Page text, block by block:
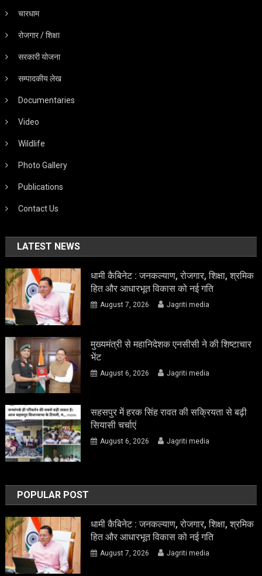
चारधाम
रोजगार / शिक्षा
सरकारी योजना
सम्पादकीय लेख
Documentaries
Video
Wildlife
Photo Gallery
Publications
Contact Us
LATEST NEWS
धामी कैबिनेट : जनकल्याण, रोजगार, शिक्षा, श्रमिक
हित और आधारभूत विकास को नई गति
August 7, 2026 Jagriti media
मुख्यमंत्री से महानिदेशक एनसीसी ने की शिष्टाचार
भेंट
August 6, 2026 Jagriti media
सहसपुर में हरक सिंह रावत की सक्रियता से बढ़ी
सियासी चर्चाएं
August 6, 2026 Jagriti media
POPULAR POST
धामी कैबिनेट : जनकल्याण, रोजगार, शिक्षा, श्रमिक
हित और आधारभूत विकास को नई गति
August 7, 2026 Jagriti media